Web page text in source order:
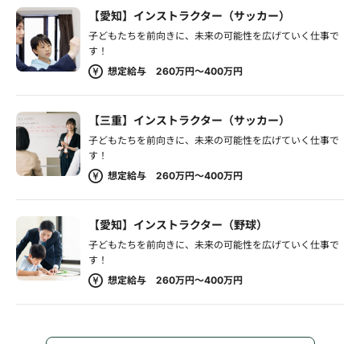
【愛知】インストラクター（サッカー）
子どもたちを前向きに、未来の可能性を広げていく仕事で
す！
想定給与 260万円～400万円
【三重】インストラクター（サッカー）
子どもたちを前向きに、未来の可能性を広げていく仕事で
す！
想定給与 260万円～400万円
【愛知】インストラクター（野球）
子どもたちを前向きに、未来の可能性を広げていく仕事で
す！
想定給与 260万円～400万円